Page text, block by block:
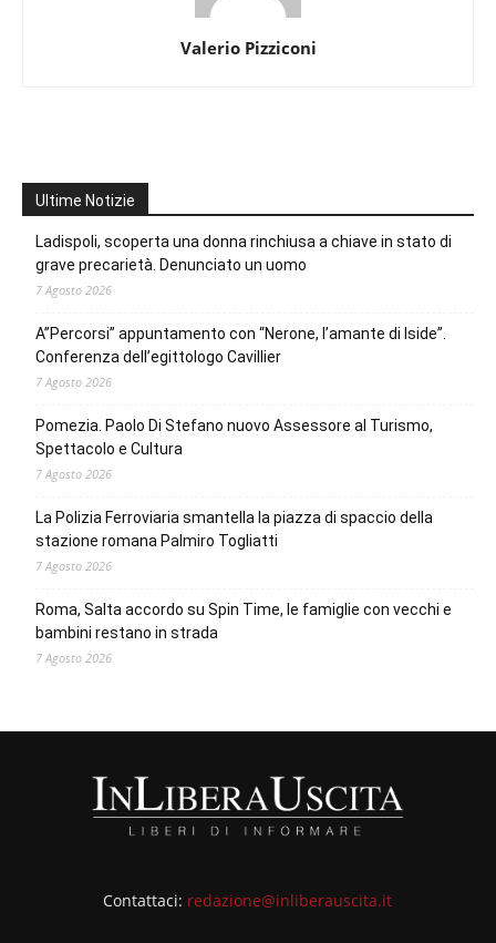
Valerio Pizziconi
Ultime Notizie
Ladispoli, scoperta una donna rinchiusa a chiave in stato di
grave precarietà. Denunciato un uomo
7 Agosto 2026
A”Percorsi” appuntamento con “Nerone, l’amante di Iside”.
Conferenza dell’egittologo Cavillier
7 Agosto 2026
Pomezia. Paolo Di Stefano nuovo Assessore al Turismo,
Spettacolo e Cultura
7 Agosto 2026
La Polizia Ferroviaria smantella la piazza di spaccio della
stazione romana Palmiro Togliatti
7 Agosto 2026
Roma, Salta accordo su Spin Time, le famiglie con vecchi e
bambini restano in strada
7 Agosto 2026
Contattaci: redazione@inliberauscita.it